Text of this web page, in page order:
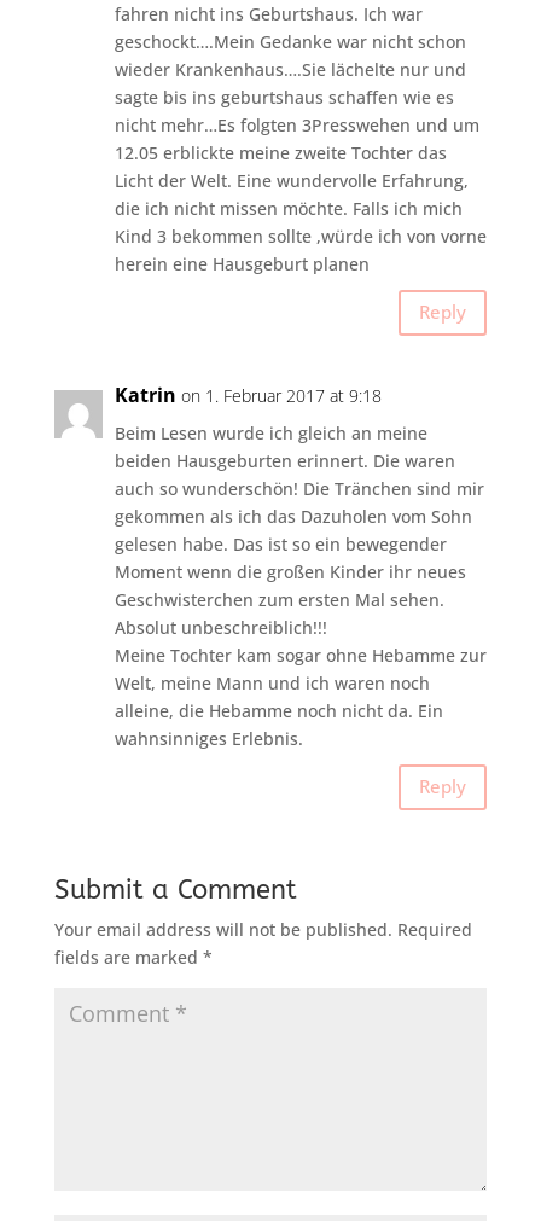
fahren nicht ins Geburtshaus. Ich war
geschockt….Mein Gedanke war nicht schon
wieder Krankenhaus….Sie lächelte nur und
sagte bis ins geburtshaus schaffen wie es
nicht mehr…Es folgten 3Presswehen und um
12.05 erblickte meine zweite Tochter das
Licht der Welt. Eine wundervolle Erfahrung,
die ich nicht missen möchte. Falls ich mich
Kind 3 bekommen sollte ,würde ich von vorne
herein eine Hausgeburt planen
Reply
Katrin on 1. Februar 2017 at 9:18
Beim Lesen wurde ich gleich an meine
beiden Hausgeburten erinnert. Die waren
auch so wunderschön! Die Tränchen sind mir
gekommen als ich das Dazuholen vom Sohn
gelesen habe. Das ist so ein bewegender
Moment wenn die großen Kinder ihr neues
Geschwisterchen zum ersten Mal sehen.
Absolut unbeschreiblich!!!
Meine Tochter kam sogar ohne Hebamme zur
Welt, meine Mann und ich waren noch
alleine, die Hebamme noch nicht da. Ein
wahnsinniges Erlebnis.
Reply
Submit a Comment
Your email address will not be published. Required
fields are marked *